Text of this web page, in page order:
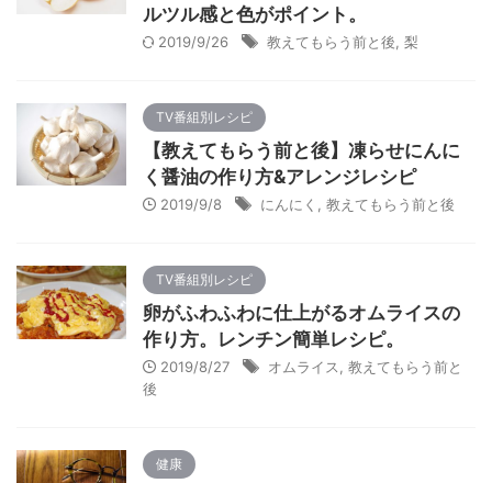
ルツル感と色がポイント。
2019/9/26 教えてもらう前と後 梨
TV番組別レシピ
【教えてもらう前と後】凍らせにんに
く醤油の作り方&アレンジレシピ
2019/9/8 にんにく 教えてもらう前と後
TV番組別レシピ
卵がふわふわに仕上がるオムライスの
作り方。レンチン簡単レシピ。
2019/8/27 オムライス
教えてもらう前と
後
健康